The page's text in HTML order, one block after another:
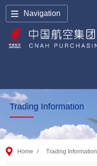
Navigation
Trading Information
Home / Trading Information